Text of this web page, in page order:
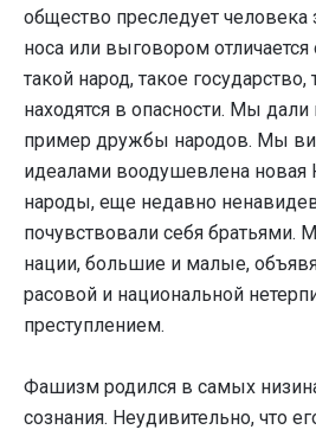
общество преследует человека
носа или выговором отличается
такой народ, такое
находятся в опасности. Мы
пример дружбы народов. Мы
идеалами воодушевлена новая
народы, еще недавно
почувствовали себя братьями.
нации, большие и малые,
расовой и национальной
преступлением.
Фашизм родился в самых
сознания. Неудивительно, что